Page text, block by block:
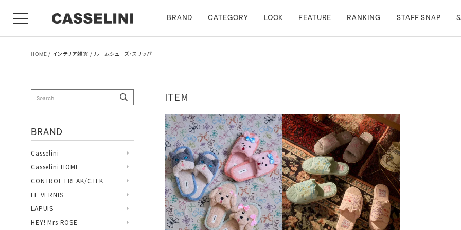
BRAND CATEGORY LOOK FEATURE RANKING STAFF SNAP
HOME インテリア雑貨 ルームシューズ・スリッパ
ITEM
BRAND
Casselini
Casselini HOME
CONTROL FREAK/CTFK
LE VERNIS
LAPUIS
HEY! Mrs ROSE